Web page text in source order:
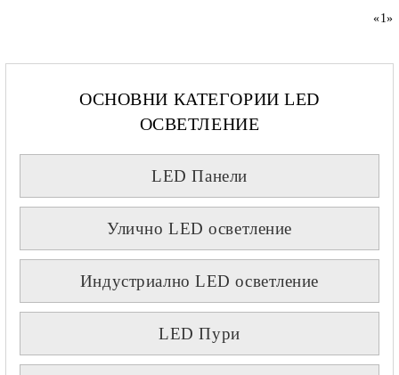
«1»
ОСНОВНИ КАТЕГОРИИ LED
ОСВЕТЛЕНИЕ
LED Панели
Улично LED осветление
Индустриално LED осветление
LED Пури